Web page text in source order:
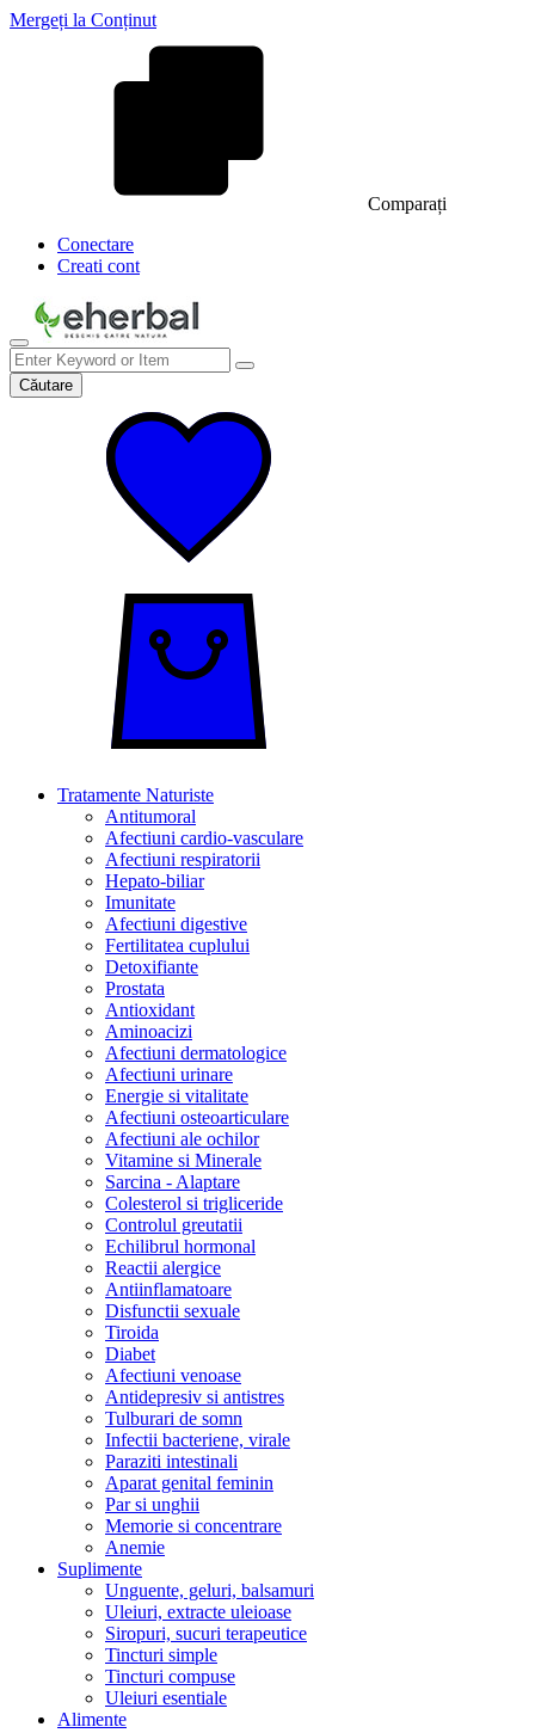
Mergeți la Conținut
Comparați
Conectare
Creati cont
Căutare
Tratamente Naturiste
Antitumoral
Afectiuni cardio-vasculare
Afectiuni respiratorii
Hepato-biliar
Imunitate
Afectiuni digestive
Fertilitatea cuplului
Detoxifiante
Prostata
Antioxidant
Aminoacizi
Afectiuni dermatologice
Afectiuni urinare
Energie si vitalitate
Afectiuni osteoarticulare
Afectiuni ale ochilor
Vitamine si Minerale
Sarcina - Alaptare
Colesterol si trigliceride
Controlul greutatii
Echilibrul hormonal
Reactii alergice
Antiinflamatoare
Disfunctii sexuale
Tiroida
Diabet
Afectiuni venoase
Antidepresiv si antistres
Tulburari de somn
Infectii bacteriene, virale
Paraziti intestinali
Aparat genital feminin
Par si unghii
Memorie si concentrare
Anemie
Suplimente
Unguente, geluri, balsamuri
Uleiuri, extracte uleioase
Siropuri, sucuri terapeutice
Tincturi simple
Tincturi compuse
Uleiuri esentiale
Alimente